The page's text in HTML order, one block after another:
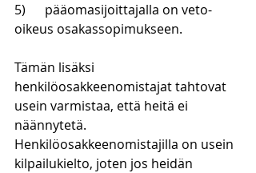
5) pääomasijoittajalla on veto-
oikeus osakassopimukseen.
Tämän lisäksi
henkilöosakkeenomistajat tahtovat
usein varmistaa, että heitä ei
näännytetä.
Henkilöosakkeenomistajilla on usein
kilpailukielto, joten jos heidän